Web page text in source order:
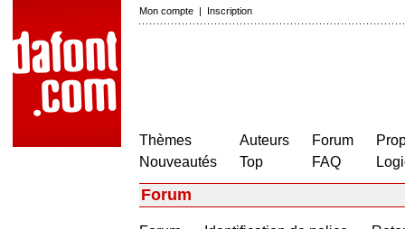
Mon compte | Inscription
Thèmes
Nouveautés
Auteurs
Top
Forum
FAQ
Forum